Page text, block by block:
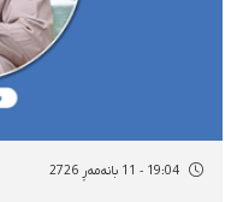
19:04 - 11 بانەمەڕ 2726